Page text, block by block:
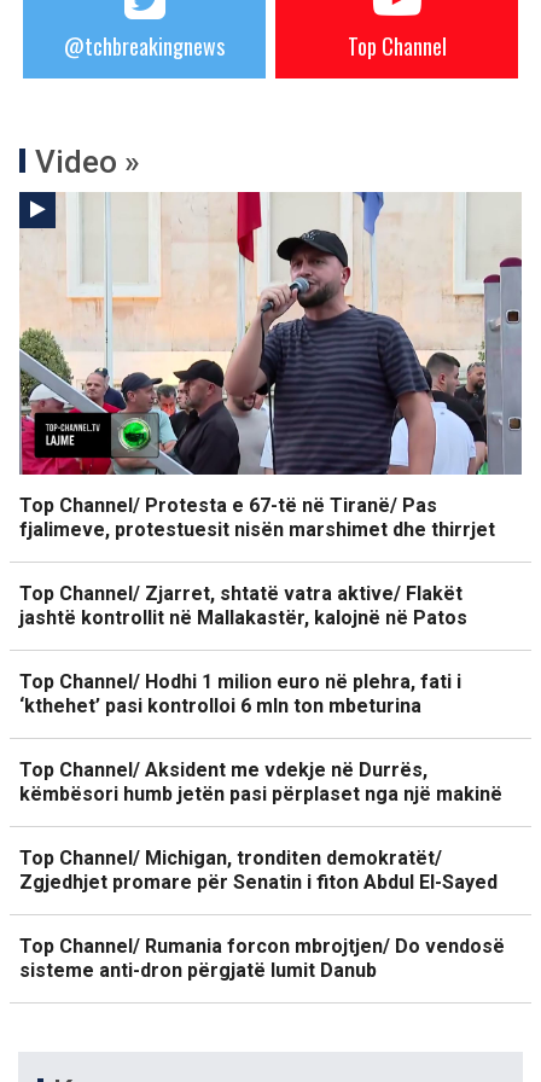
@tchbreakingnews Top Channel
Video »
Top Channel/ Protesta e 67-të në Tiranë/ Pas
fjalimeve, protestuesit nisën marshimet dhe thirrjet
Top Channel/ Zjarret, shtatë vatra aktive/ Flakët
jashtë kontrollit në Mallakastër, kalojnë në Patos
Top Channel/ Hodhi 1 milion euro në plehra, fati i
‘kthehet’ pasi kontrolloi 6 mln ton mbeturina
Top Channel/ Aksident me vdekje në Durrës,
këmbësori humb jetën pasi përplaset nga një makinë
Top Channel/ Michigan, tronditen demokratët/
Zgjedhjet promare për Senatin i fiton Abdul El-Sayed
Top Channel/ Rumania forcon mbrojtjen/ Do vendosë
sisteme anti-dron përgjatë lumit Danub